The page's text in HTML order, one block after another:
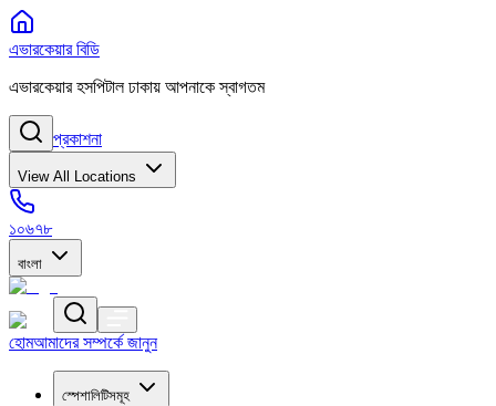
এভারকেয়ার বিডি
এভারকেয়ার হসপিটাল ঢাকায় আপনাকে স্বাগতম
প্রকাশনা
View All Locations
১০৬৭৮
বাংলা
হোমআমাদের সম্পর্কে জানুন
স্পেশালিটিসমূহ